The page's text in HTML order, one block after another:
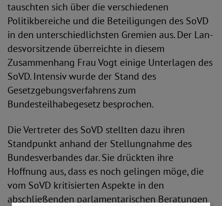
tauschten sich über die verschiedenen
Politikbereiche und die Beteiligungen des SoVD
in den unterschiedlichsten Gremien aus. Der Lan­
desvorsitzende überreichte in diesem
Zusammenhang Frau Vogt einige Unterlagen des
SoVD. Intensiv wurde der Stand des
Gesetzgebungsverfahrens zum
Bundesteilhabegesetz besprochen.
Die Vertreter des SoVD stellten dazu ihren
Standpunkt anhand der Stellungnahme des
Bundesverbandes dar. Sie drückten ihre
Hoffnung aus, dass es noch gelingen möge, die
vom SoVD kritisierten Aspekte in den
abschließenden parla­mentarischen Beratungen